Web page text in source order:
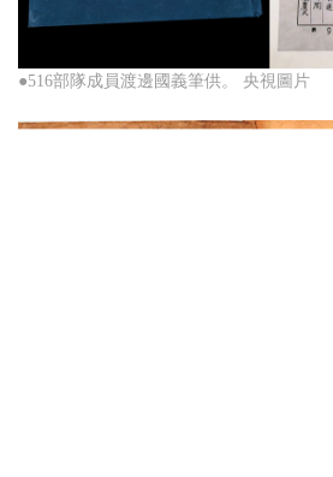
●516部隊成員渡邊國義筆供。 央視圖片